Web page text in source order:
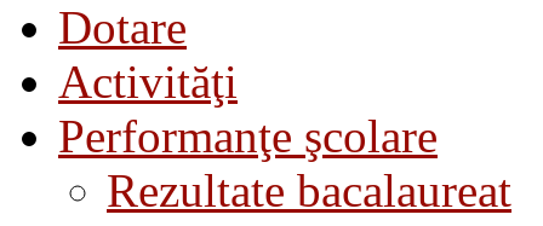
Dotare
Activităţi
Performanţe şcolare
Rezultate bacalaureat